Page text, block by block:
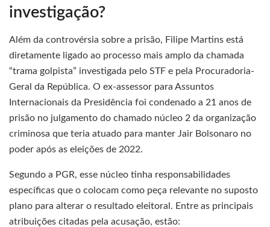
investigação?
Além da controvérsia sobre a prisão, Filipe Martins está
diretamente ligado ao processo mais amplo da chamada
“trama golpista” investigada pelo STF e pela Procuradoria-
Geral da República. O ex-assessor para Assuntos
Internacionais da Presidência foi condenado a 21 anos de
prisão no julgamento do chamado núcleo 2 da organização
criminosa que teria atuado para manter Jair Bolsonaro no
poder após as eleições de 2022.
Segundo a PGR, esse núcleo tinha responsabilidades
específicas que o colocam como peça relevante no suposto
plano para alterar o resultado eleitoral. Entre as principais
atribuições citadas pela acusação, estão: